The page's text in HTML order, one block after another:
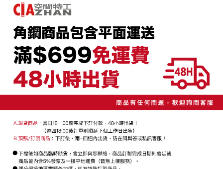
用戶於交易時，得透過本服務購買商品或服務，並由商店將買賣／分期付款
買賣價金債權讓與本公司後，依約使用本公司帳單繳交帳款。
資料（包含姓名、電話或地址）提供予台灣大哥大進項蒐集、處理及利用，
由本公司與您本人進行分期帳單所需資料之確認、核對及更正。
3.完整用戶服務條款，請詳閱以下連結：https://oppay.tw/userRule
購買商品的店家。未經商家同意取消之訂單仍視為有效，需透過AFTEE先享
後付繳納相關費用。
※ 交易是否成功請以「AFTEE先享後付 」之結帳頁面顯示為準，若有關於
是否繳費成功／繳費後需取消欲退款等相關疑問，請聯繫「AFTEE先享後付
客戶支援中心」
https://netprotections.freshdesk.com/support/home
【注意事項】
１．透過由恩沛科技股份有限公司提供之「AFTEE先享後付」服務完成之交
易，需依本服務之必要範圍內提供個人資料，並將交易相關給付款項請求債
權轉讓予恩沛科技股份有限公司。
「AFTEE先享後付」，若未經同意申辦者引起之損失，本公司不負相關責
４．使用「AFTEE先享後付」時，將依據個別帳號之用戶狀況，依本公司即
時審查核予不同之上限額度；若仍有額度不足之情形，本公司將視審查結果
請求用戶進行身份認證。